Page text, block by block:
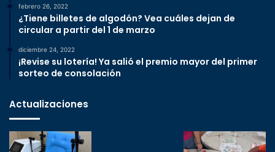
febrero 26, 2022
¿Tiene billetes de algodón? Vea cuáles dejan de
circular a partir del 1 de marzo
diciembre 24, 2022
¡Revise su lotería! Ya salió el premio mayor del primer
sorteo de consolación
Actualizaciones